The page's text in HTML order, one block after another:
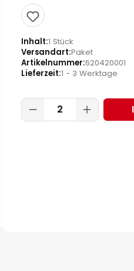
Inhalt 1 Stück
Versandart Paket
Artikelnummer 620420001
Lieferzeit 1 - 3 Werktage
Produkt